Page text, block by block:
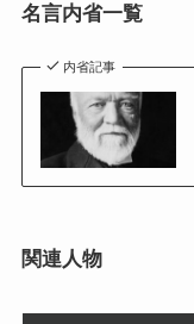
名言内省一覧
内省記事
関連人物